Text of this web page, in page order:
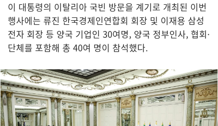
이 대통령의 이탈리아 국빈 방문을 계기로 개최된 이번
행사에는 류진 한국경제인연합회 회장 및 이재용 삼성
전자 회장 등 양국 기업인 30여명, 양국 정부인사, 협회·
단체를 포함해 총 40여 명이 참석했다.